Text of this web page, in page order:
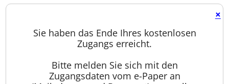
×
Sie haben das Ende Ihres kostenlosen
Zugangs erreicht.
Bitte melden Sie sich mit den
Zugangsdaten vom e-Paper an